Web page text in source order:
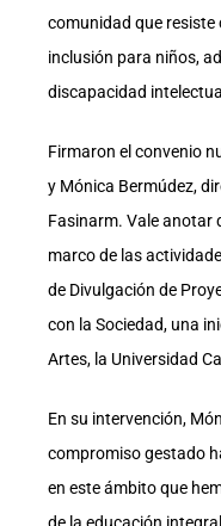
comunidad que resiste
inclusión para niños,
discapacidad
Firmaron el convenio
y Mónica Bermúdez,
Fasinarm. Vale anotar
marco de las
de Divulgación de
con la Sociedad, una
Artes, la Universidad
En su intervención,
compromiso gestado
en este ámbito que